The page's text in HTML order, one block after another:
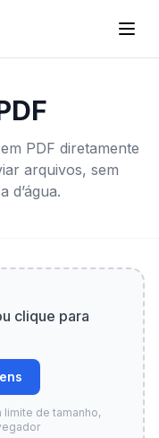
PDF diretamente
arquivos, sem
d’água.
clique para
limite de tamanho,